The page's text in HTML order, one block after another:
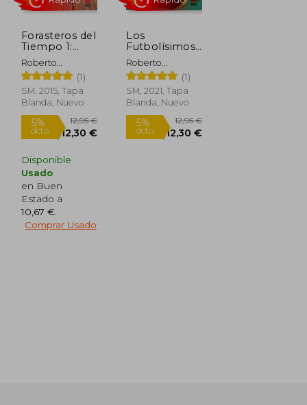
Rápido
Forasteros del
Tiempo 1:
Aventura de
los Balbuena
en el Lejano
Oeste
Roberto
Santiago
(1)
SM, 2015, Tapa
Blanda, Nuevo
Disponible
Usado
en Buen
Estado a
10,67 €
Comprar Usado
Los
Futbolísimos
20: El Misterio
de la Máscara
de oro
Roberto
Santiago
(1)
SM, 2021, Tapa
Blanda, Nuevo